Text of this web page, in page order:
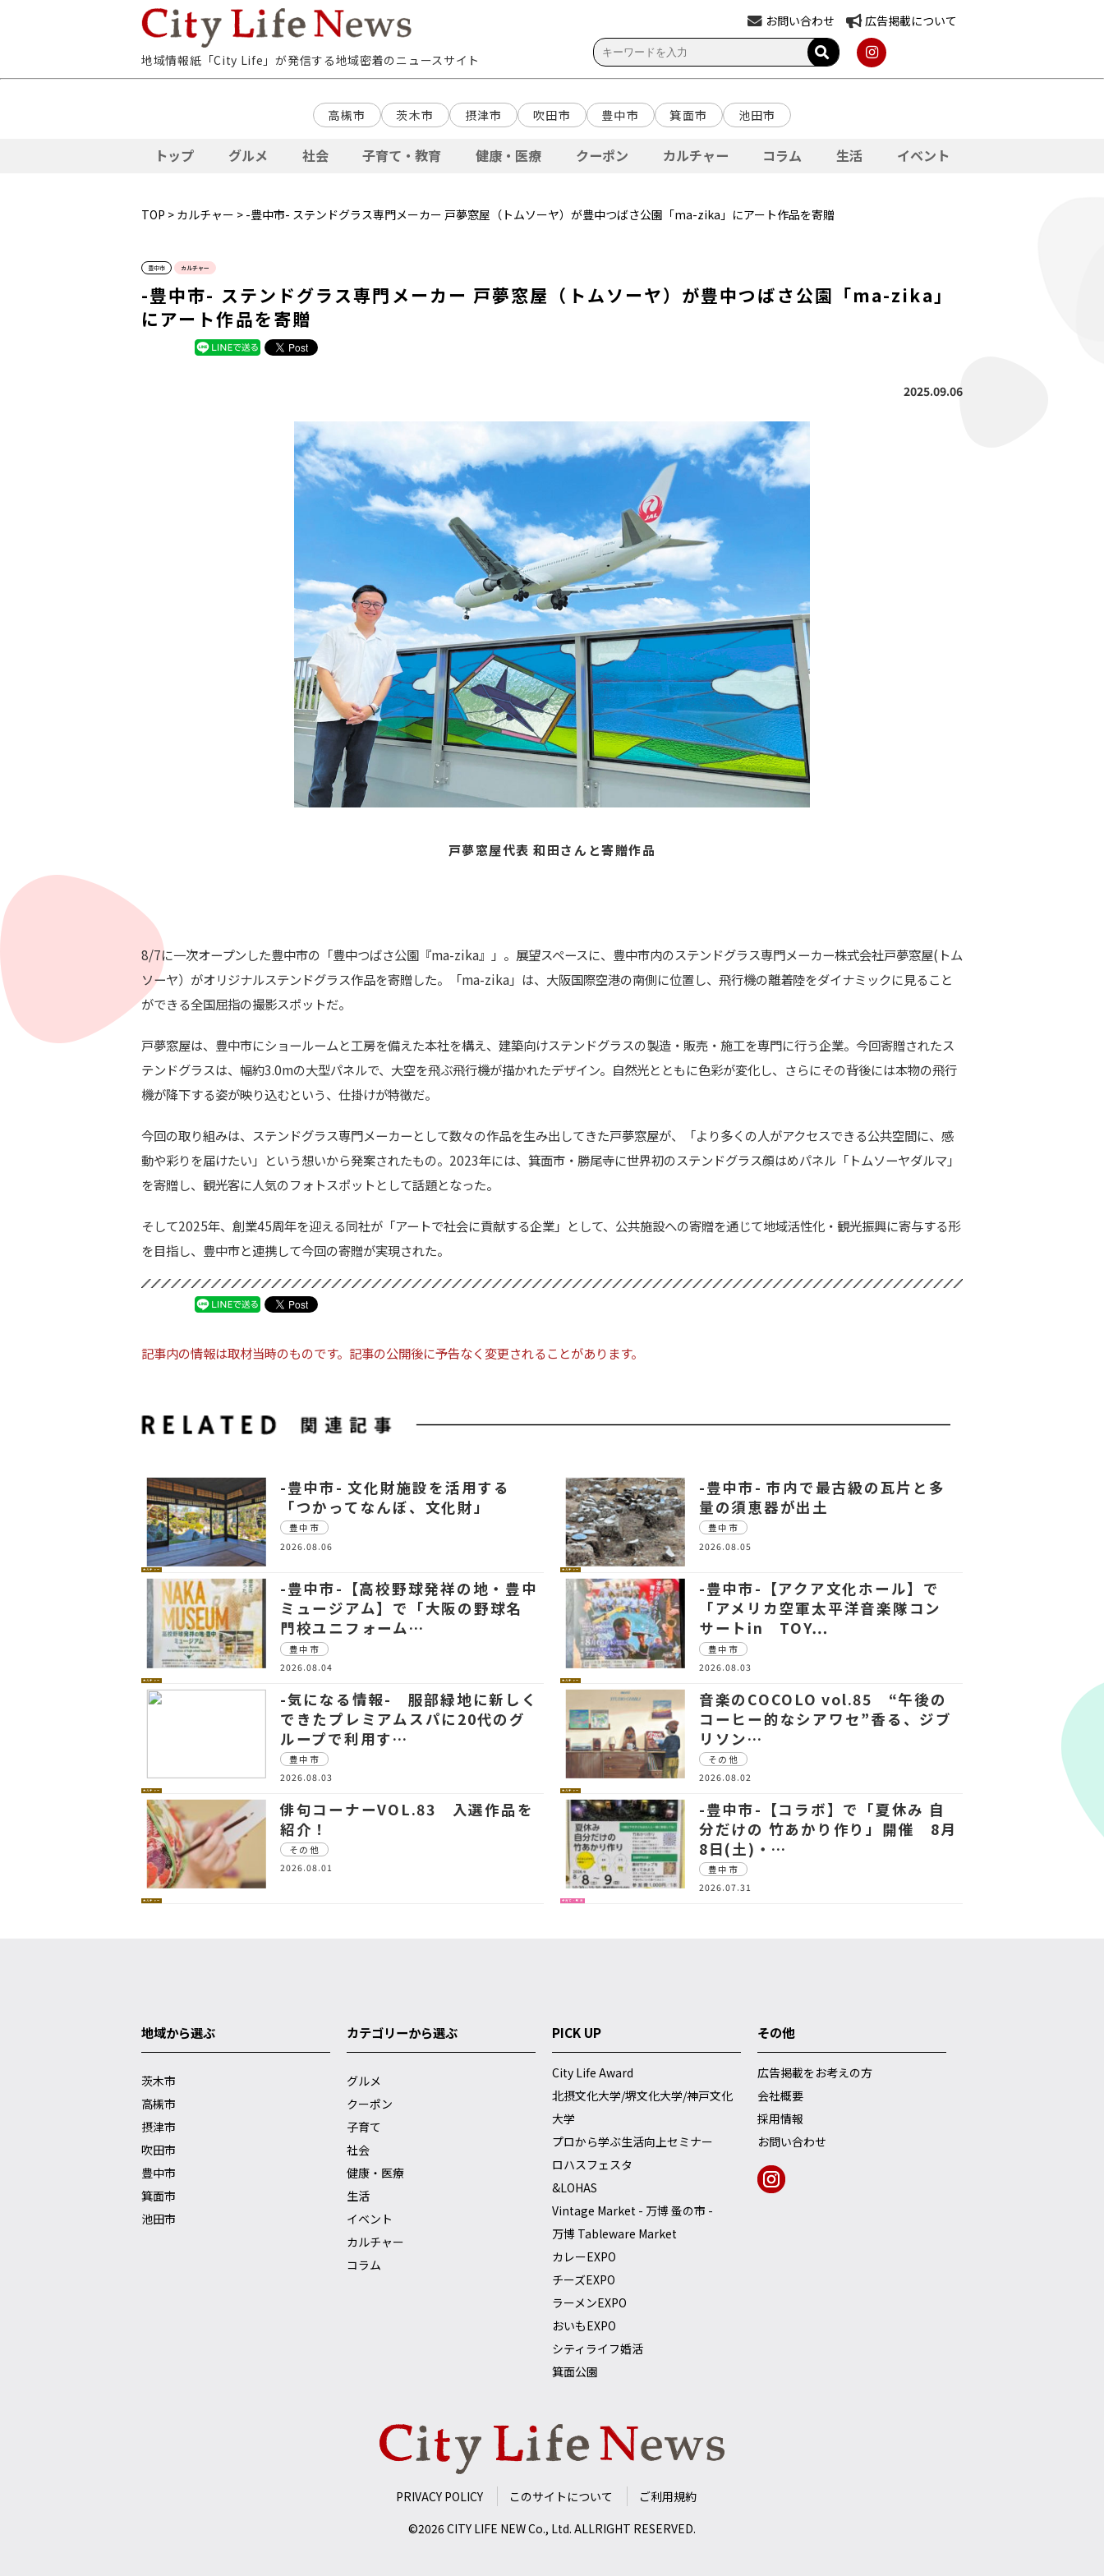
地域情報紙「City Life」が発信する地域密着のニュースサイト
お問い合わせ 広告掲載について
高槻市 茨木市 摂津市 吹田市 豊中市 箕面市 池田市
トップ グルメ 社会 子育て・教育 健康・医療 クーポン カルチャー コラム 生活 イベント
TOP > カルチャー > -豊中市- ステンドグラス専門メーカー 戸夢窓屋（トムソーヤ）が豊中つばさ公園「ma-zika」にアート作品を寄贈
豊中市 カルチャー
-豊中市- ステンドグラス専門メーカー 戸夢窓屋（トムソーヤ）が豊中つばさ公園「ma-zika」
にアート作品を寄贈
2025.09.06
戸夢窓屋代表 和田さんと寄贈作品
8/7に一次オープンした豊中市の「豊中つばさ公園『ma-zika』」。展望スペースに、豊中市内のステンドグラス専門メーカー株式会社戸夢窓屋(トム
ソーヤ）がオリジナルステンドグラス作品を寄贈した。「ma-zika」は、大阪国際空港の南側に位置し、飛行機の離着陸をダイナミックに見ること
ができる全国屈指の撮影スポットだ。
戸夢窓屋は、豊中市にショールームと工房を備えた本社を構え、建築向けステンドグラスの製造・販売・施工を専門に行う企業。今回寄贈されたス
テンドグラスは、幅約3.0mの大型パネルで、大空を飛ぶ飛行機が描かれたデザイン。自然光とともに色彩が変化し、さらにその背後には本物の飛行
機が降下する姿が映り込むという、仕掛けが特徴だ。
今回の取り組みは、ステンドグラス専門メーカーとして数々の作品を生み出してきた戸夢窓屋が、「より多くの人がアクセスできる公共空間に、感
動や彩りを届けたい」という想いから発案されたもの。2023年には、箕面市・勝尾寺に世界初のステンドグラス顔はめパネル「トムソーヤダルマ」
を寄贈し、観光客に人気のフォトスポットとして話題となった。
そして2025年、創業45周年を迎える同社が「アートで社会に貢献する企業」として、公共施設への寄贈を通じて地域活性化・観光振興に寄与する形
を目指し、豊中市と連携して今回の寄贈が実現された。
記事内の情報は取材当時のものです。記事の公開後に予告なく変更されることがあります。
カルチャー
-豊中市- 文化財施設を活用する
「つかってなんぼ、文化財」
豊中市
2026.08.06
カルチャー
-豊中市- 市内で最古級の瓦片と多
量の須恵器が出土
豊中市
2026.08.05
カルチャー
-豊中市-【高校野球発祥の地・豊中
ミュージアム】で「大阪の野球名
門校ユニフォーム…
豊中市
2026.08.04
カルチャー
-豊中市-【アクア文化ホール】で
「アメリカ空軍太平洋音楽隊コン
サートin TOY…
豊中市
2026.08.03
カルチャー
-気になる情報- 服部緑地に新しく
できたプレミアムスパに20代のグ
ループで利用す…
豊中市
2026.08.03
カルチャー
音楽のCOCOLO vol.85 “午後の
コーヒー的なシアワセ”香る、ジブ
リソン…
その他
2026.08.02
カルチャー
俳句コーナーVOL.83 入選作品を
紹介！
その他
2026.08.01
子育て・教育
-豊中市-【コラボ】で「夏休み 自
分だけの 竹あかり作り」開催 8月
8日(土)・…
豊中市
2026.07.31
地域から選ぶ
茨木市
高槻市
摂津市
吹田市
豊中市
箕面市
池田市
カテゴリーから選ぶ
グルメ
クーポン
子育て
社会
健康・医療
生活
イベント
カルチャー
コラム
PICK UP
City Life Award
北摂文化大学/堺文化大学/神戸文化
大学
プロから学ぶ生活向上セミナー
ロハスフェスタ
&LOHAS
Vintage Market - 万博 蚤の市 -
万博 Tableware Market
カレーEXPO
チーズEXPO
ラーメンEXPO
おいもEXPO
シティライフ婚活
箕面公園
その他
広告掲載をお考えの方
会社概要
採用情報
お問い合わせ
PRIVACY POLICY このサイトについて
ご利用規約
©2026 CITY LIFE NEW Co., Ltd. ALLRIGHT RESERVED.